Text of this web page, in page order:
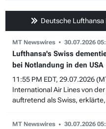
Deutsche Lufthansa
MT Newswires 30.07.2026
Lufthansa's Swiss
bei Notlandung in den USA
11:55 PM EDT, 29.07.2026
International Air Lines von
auftretend als Swiss,
MT Newswires 30.07.2026